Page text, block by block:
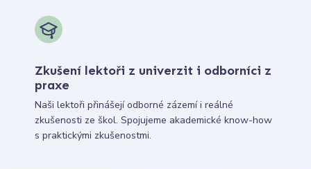
Zkušení lektoři z univerzit i odborníci z
praxe
Naši lektoři přinášejí odborné zázemí i reálné
zkušenosti ze škol. Spojujeme akademické know-how
s praktickými zkušenostmi.